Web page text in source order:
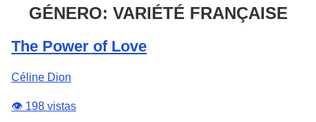
GÉNERO: VARIÉTÉ FRANÇAISE
The Power of Love
Céline Dion
👁️ 198 vistas